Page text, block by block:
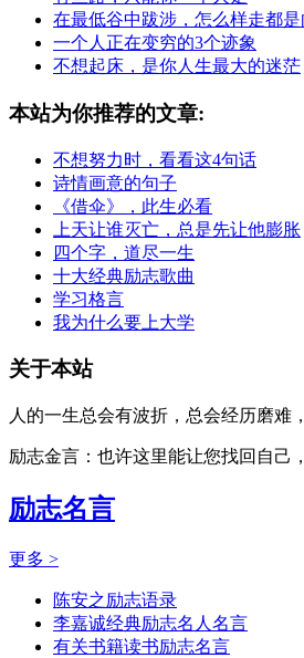
在最低谷中跋涉，怎么样走都是
一个人正在变穷的3个迹象
不想起床，是你人生最大的迷茫
本站为你推荐的文章:
不想努力时，看看这4句话
诗情画意的句子
《借伞》，此生必看
上天让谁灭亡，总是先让他膨胀
四个字，道尽一生
十大经典励志歌曲
学习格言
我为什么要上大学
关于本站
人的一生总会有波折，总会经历磨难
励志金言：也许这里能让您找回自己
励志名言
更多 >
陈安之励志语录
李嘉诚经典励志名人名言
有关书籍读书励志名言